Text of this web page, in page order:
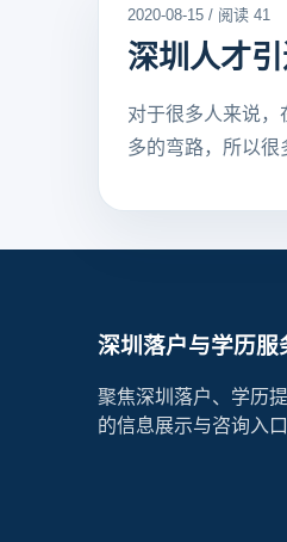
2020-08-15 / 阅读 41
深圳人才
对于很多人来说
多的弯路，所以很
深圳落户与学历服
聚焦深圳落户、学历
的信息展示与咨询入口